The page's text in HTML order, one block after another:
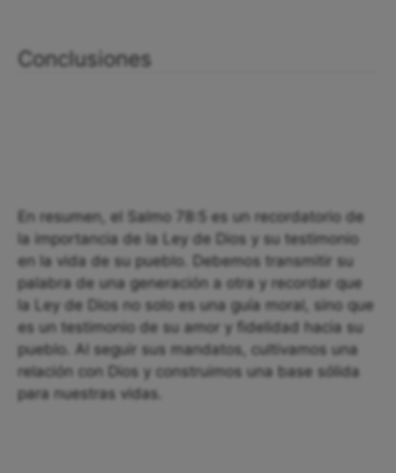
Conclusiones
En resumen, el Salmo 78:5 es un recordatorio de
la importancia de la Ley de Dios y su testimonio
en la vida de su pueblo. Debemos transmitir su
palabra de una generación a otra y recordar que
la Ley de Dios no solo es una guía moral, sino que
es un testimonio de su amor y fidelidad hacia su
pueblo. Al seguir sus mandatos, cultivamos una
relación con Dios y construimos una base sólida
para nuestras vidas.